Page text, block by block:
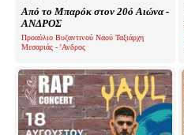
Από το Μπαρόκ στον 20ό Αιώνα -
ΑΝΔΡΟΣ
Προαύλιο Βυζαντινού Ναού Ταξιάρχη
Μεσαριάς - 'Ανδρος